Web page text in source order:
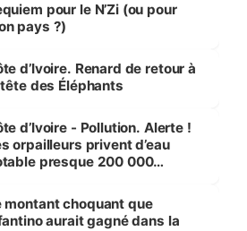
pour le N’Zi (ou pour
pays ?)
d’Ivoire. Renard de retour à
des Éléphants
d’Ivoire - Pollution. Alerte !
orpailleurs privent d’eau
presque 200 000
montant choquant que
aurait gagné dans la